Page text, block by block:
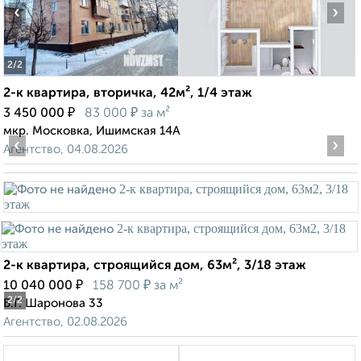
2/2
‹ ›
2-к квартира, вторичка, 42м², 1/4 этаж
3 450 000 ₽ 83 000 ₽ за м²
мкр. Московка, Ишимская 14А
Агентство, 04.08.2026
2/2
‹ ›
2-к квартира, строящийся дом, 63м², 3/18 этаж
10 040 000 ₽ 158 700 ₽ за м²
Б.Г. Шаронова 33
Агентство, 02.08.2026